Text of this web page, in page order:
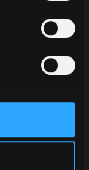
real, sin
cuadernos
a la vista
de